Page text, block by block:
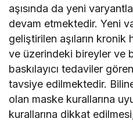
aşısında da yeni
devam etmektedir. Yeni
geliştirilen aşıların kronik
ve üzerindeki bireyler ve
baskılayıcı tedaviler
tavsiye edilmektedir.
olan maske kurallarına
kurallarına dikkat